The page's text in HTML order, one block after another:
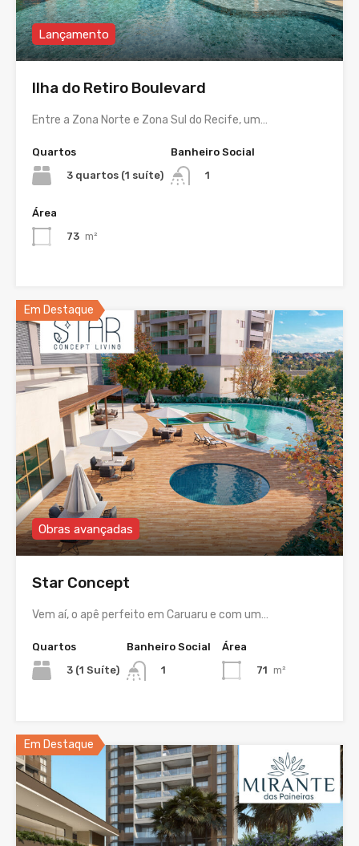
Lançamento
Ilha do Retiro Boulevard
Entre a Zona Norte e Zona Sul do Recife, um…
Quartos
3 quartos (1 suíte)
Banheiro Social
1
Área
73 m²
Em Destaque
Obras avançadas
Star Concept
Vem aí, o apê perfeito em Caruaru e com um…
Quartos
3 (1 Suíte)
Banheiro Social
1
Área
71 m²
Em Destaque